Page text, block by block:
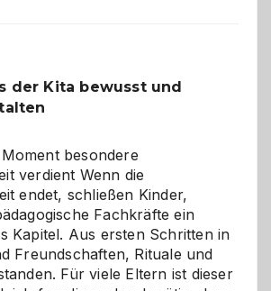
verstehen
der Kita bewusst und
besondere
verdient Wenn die
endet, schließen Kinder,
Fachkräfte ein
Kapitel. Aus ersten Schritten in
Freundschaften, Rituale und
Für viele Eltern ist dieser